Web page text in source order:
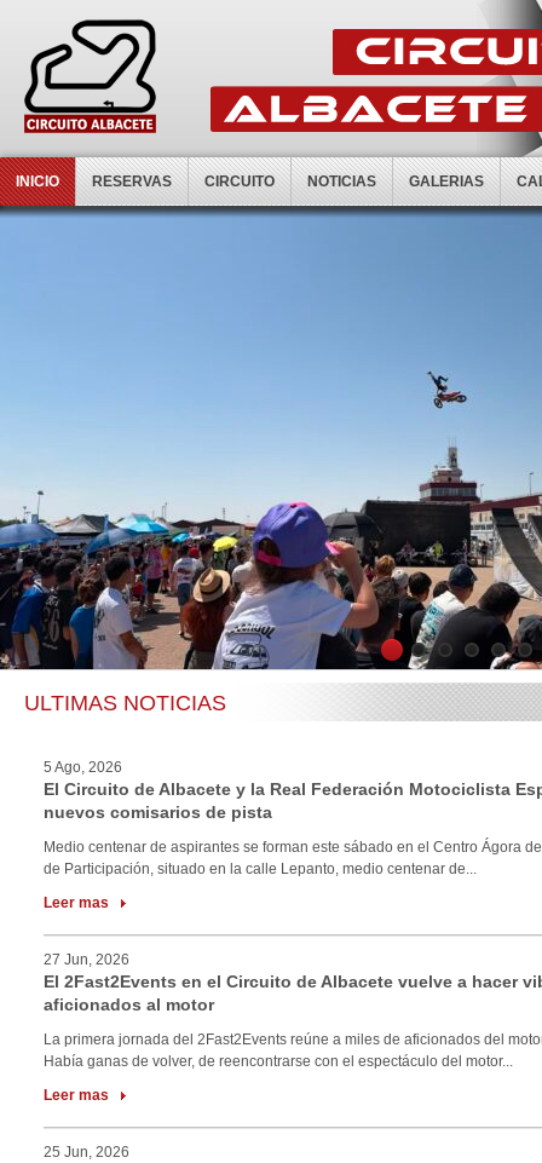
INICIO RESERVAS CIRCUITO NOTICIAS GALERIAS
1 2 3 4 5 6
ULTIMAS NOTICIAS
5 Ago, 2026
El Circuito de Albacete y la Real Federación Motociclista
nuevos comisarios de pista
Medio centenar de aspirantes se forman este sábado en el Centro Ágora
de Participación, situado en la calle Lepanto, medio centenar de...
Leer mas
27 Jun, 2026
El 2Fast2Events en el Circuito de Albacete vuelve a hacer
aficionados al motor
La primera jornada del 2Fast2Events reúne a miles de aficionados del
Había ganas de volver, de reencontrarse con el espectáculo del motor...
Leer mas
25 Jun, 2026